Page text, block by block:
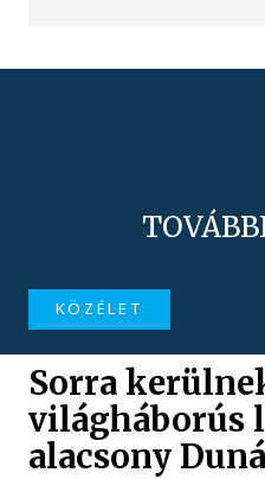
KÖZÉLET
Sorra
világháborús
alacsony